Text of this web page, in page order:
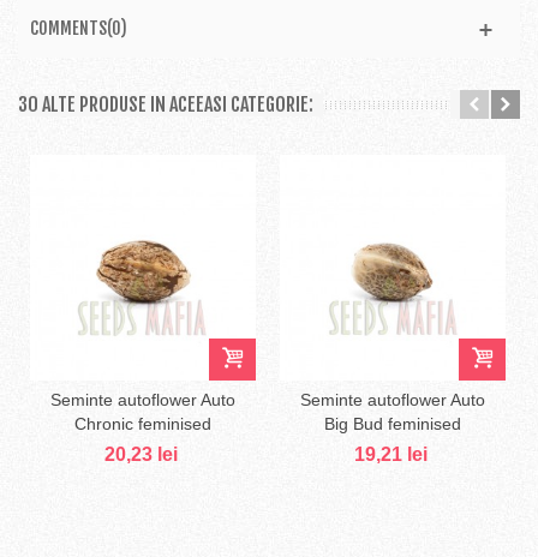
COMMENTS(0)
30 ALTE PRODUSE IN ACEEASI CATEGORIE:
Seminte autoflower Auto
Chronic feminised
20,23 lei
Seminte autoflower Auto
Big Bud feminised
19,21 lei